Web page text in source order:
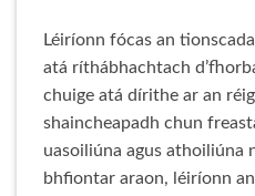
Léiríonn fócas an
atá ríthábhachtach
chuige atá dírithe ar an
shaincheapadh chun
uasoiliúna agus athoiliúna
bhfiontar araon, léiríonn